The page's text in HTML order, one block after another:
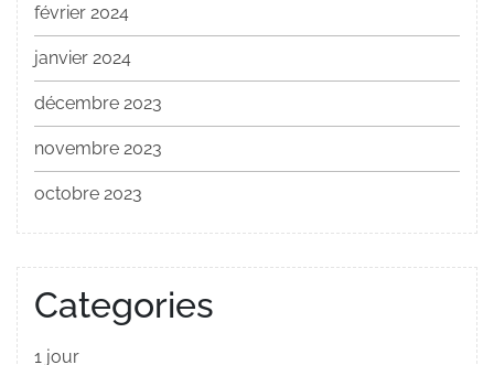
février 2024
janvier 2024
décembre 2023
novembre 2023
octobre 2023
Categories
1 jour